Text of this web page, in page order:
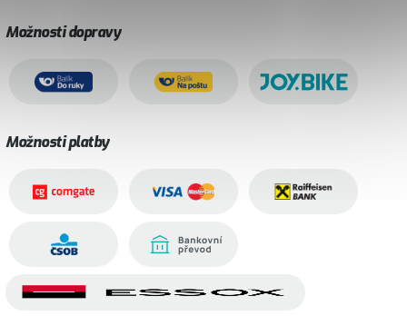
Možnosti dopravy
Možnosti platby